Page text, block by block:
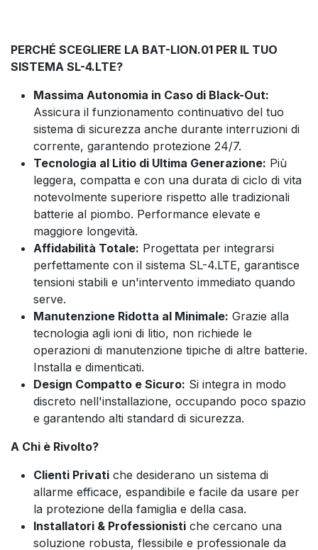
PERCHÉ SCEGLIERE LA BAT-LION.01 PER IL TUO
SISTEMA SL-4.LTE?
Massima Autonomia in Caso di Black-Out:
Assicura il funzionamento continuativo del tuo
sistema di sicurezza anche durante interruzioni di
corrente, garantendo protezione 24/7.
Tecnologia al Litio di Ultima Generazione: Più
leggera, compatta e con una durata di ciclo di vita
notevolmente superiore rispetto alle tradizionali
batterie al piombo. Performance elevate e
maggiore longevità.
Affidabilità Totale: Progettata per integrarsi
perfettamente con il sistema SL-4.LTE, garantisce
tensioni stabili e un'intervento immediato quando
serve.
Manutenzione Ridotta al Minimale: Grazie alla
tecnologia agli ioni di litio, non richiede le
operazioni di manutenzione tipiche di altre batterie.
Installa e dimenticati.
Design Compatto e Sicuro: Si integra in modo
discreto nell'installazione, occupando poco spazio
e garantendo alti standard di sicurezza.
A Chi è Rivolto?
Clienti Privati che desiderano un sistema di
allarme efficace, espandibile e facile da usare per
la protezione della famiglia e della casa.
Installatori & Professionisti che cercano una
soluzione robusta, flessibile e professionale da